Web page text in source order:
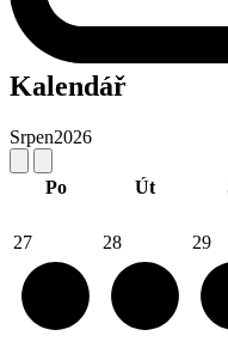
Kalendář
Srpen2026
Po Út
27 28 29